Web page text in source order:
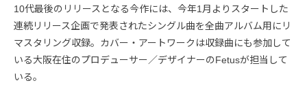
10代最後のリリースとなる今作には、今年1月よりスタートした
連続リリース企画で発表されたシングル曲を全曲アルバム用にリ
マスタリング収録。カバー・アートワークは収録曲にも参加して
いる大阪在住のプロデューサー／デザイナーのFetusが担当して
いる。